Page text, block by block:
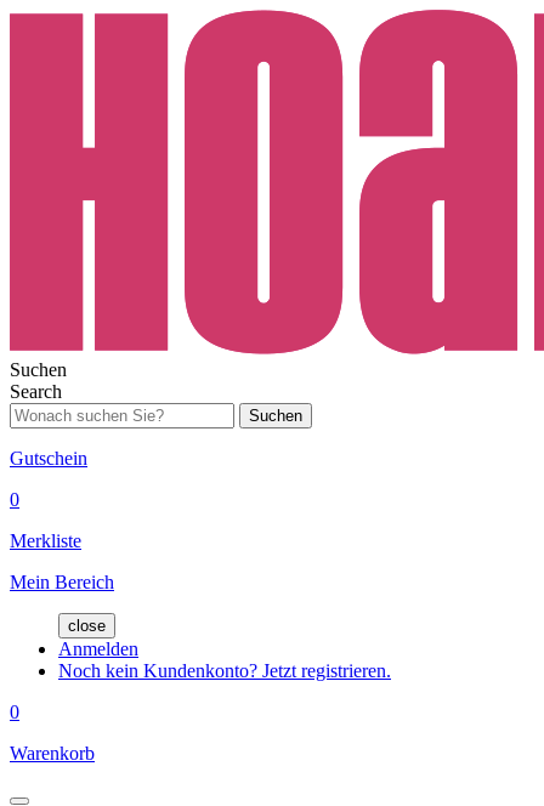
Suchen
Search
Suchen
Gutschein
0
Merkliste
Mein Bereich
close
Anmelden
Noch kein Kundenkonto? Jetzt registrieren.
0
Warenkorb